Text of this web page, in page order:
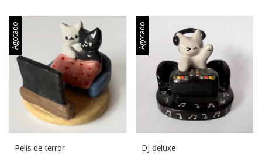
Agotado
Pelis de terror
Agotado
DJ deluxe